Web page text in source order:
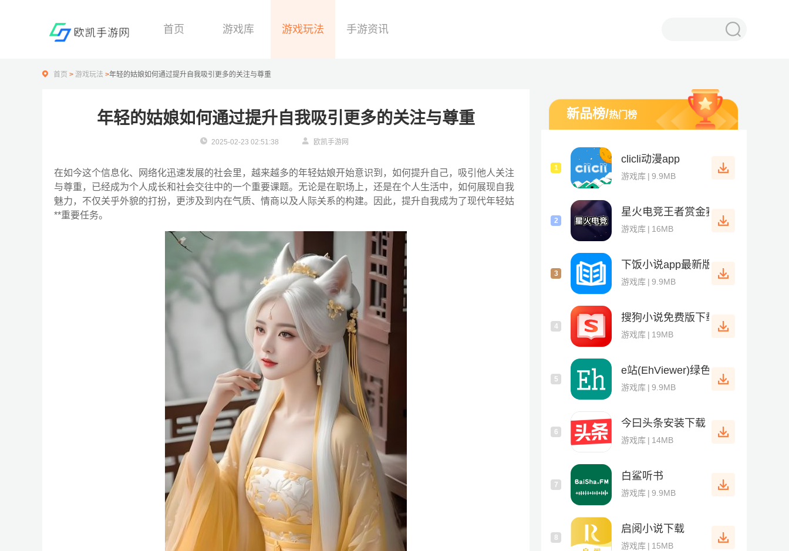
首页 游戏库 游戏玩法 手游资讯
首页 > 游戏玩法 >年轻的姑娘如何通过提升自我吸引更多的关注与尊重
年轻的姑娘如何通过提升自我吸引更多的关注与尊重
2025-02-23 02:51:38 欧凯手游网
在如今这个信息化、网络化迅速发展的社会里，越来越多的年轻姑娘开始意识到，如何提升自己，吸引他人关注
与尊重，已经成为个人成长和社会交往中的一个重要课题。无论是在职场上，还是在个人生活中，如何展现自我
魅力，不仅关乎外貌的打扮，更涉及到内在气质、情商以及人际关系的构建。因此，提升自我成为了现代年轻姑
**重要任务。
新品榜/热门榜
1
clicli动漫app
游戏库 | 9.9MB
2
星火电竞王者赏金赛下载
游戏库 | 16MB
3
下饭小说app最新版
游戏库 | 9.9MB
4
搜狗小说免费版下载
游戏库 | 19MB
5
e站(EhViewer)绿色版1.9.7.0
游戏库 | 9.9MB
6
今曰头条安装下载
游戏库 | 14MB
7
白鲨听书
游戏库 | 9.9MB
8
启阅小说下载
游戏库 | 15MB